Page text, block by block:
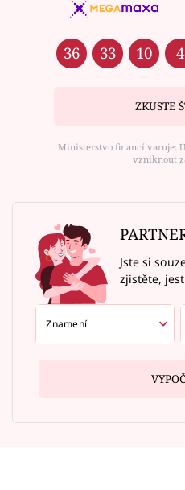
36 33 10 4
ZKUSTE
Ministerstvo financí varuje:
vzniknout
Jste si
zjistěte,